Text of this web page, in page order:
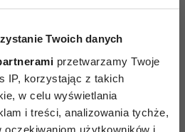
Twoich danych
przetwarzamy Twoje
IP, korzystając z takich
w celu wyświetlania
i treści, analizowania tychże,
oczekiwaniom użytkowników i